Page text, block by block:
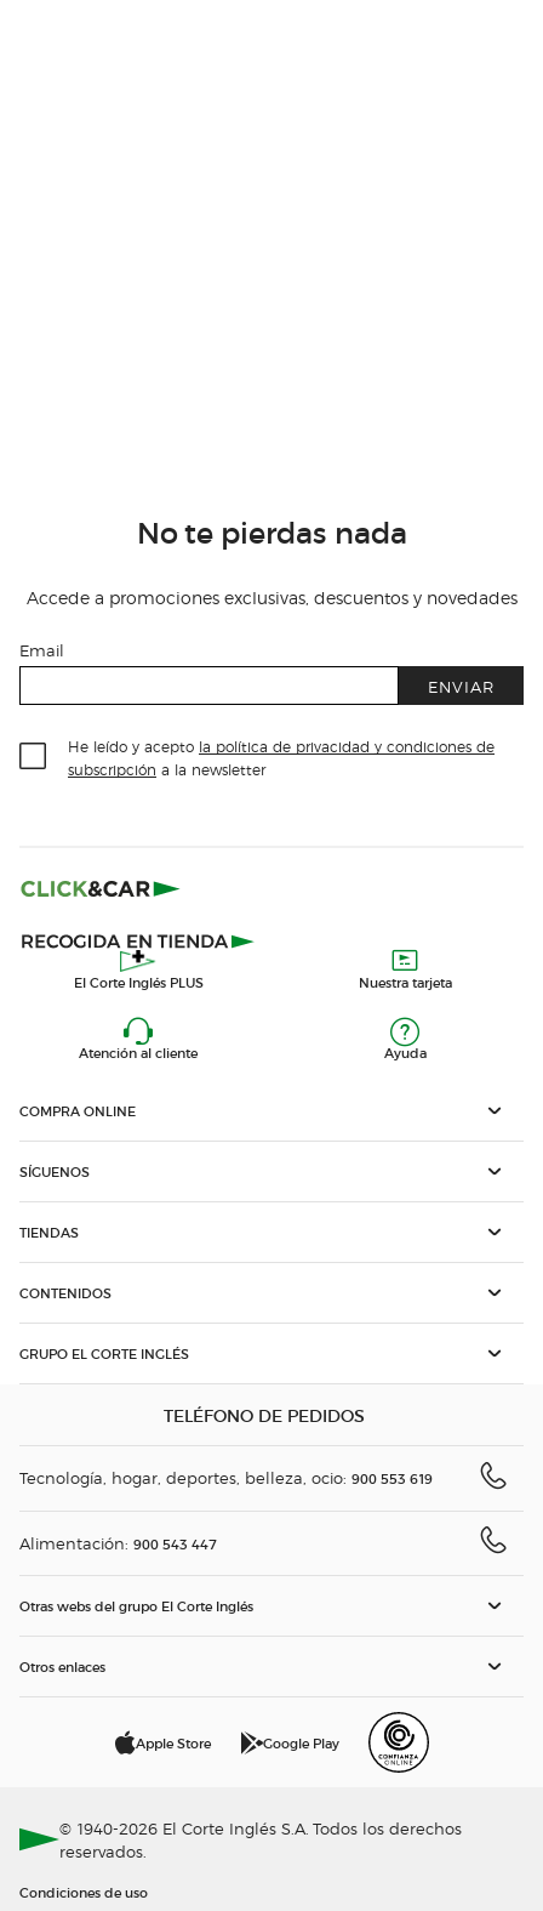
No te pierdas nada
Accede a promociones exclusivas, descuentos y novedades
Email
ENVIAR
He leído y acepto la política de privacidad y condiciones de
subscripción a la newsletter
El Corte Inglés PLUS Nuestra tarjeta
Atención al cliente Ayuda
COMPRA ONLINE
SÍGUENOS
TIENDAS
CONTENIDOS
GRUPO EL CORTE INGLÉS
TELÉFONO DE PEDIDOS
Tecnología, hogar, deportes, belleza, ocio: 900 553 619
Alimentación: 900 543 447
Otras webs del grupo El Corte Inglés
Otros enlaces
Apple Store Google Play
© 1940-2026 El Corte Inglés S.A. Todos los derechos
reservados.
Condiciones de uso